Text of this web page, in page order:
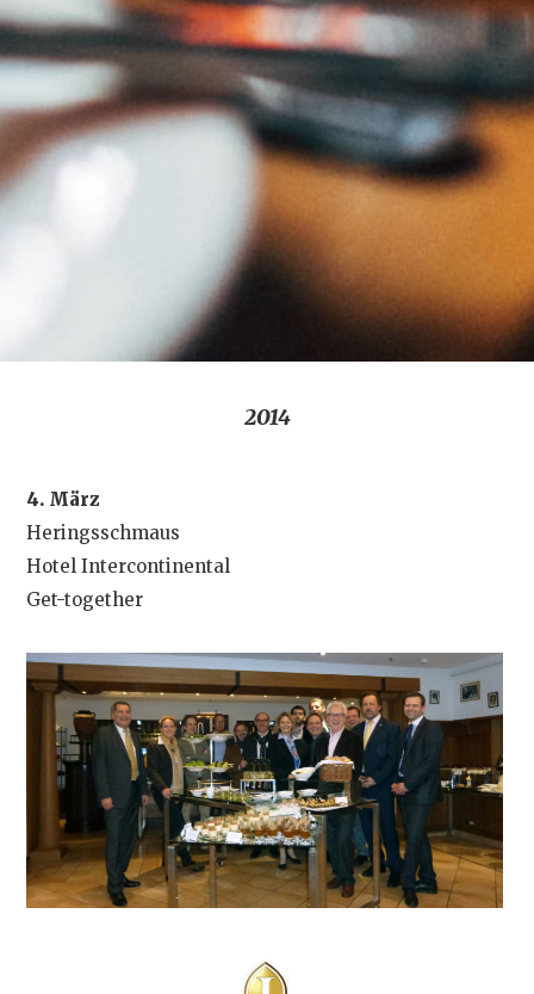
2014
4. März
Heringsschmaus
Hotel Intercontinental
Get-together